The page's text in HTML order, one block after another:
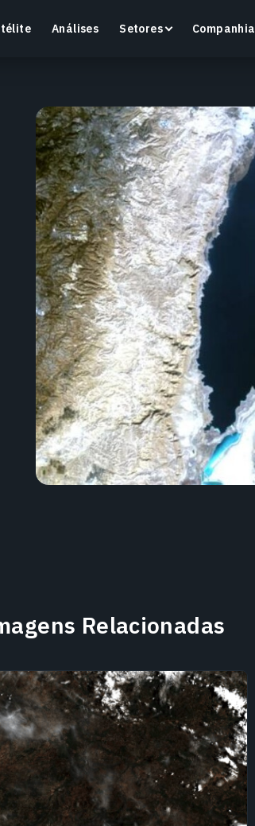
a saúde das culturas e as condições dos
com uma plataforma inteligente de
de precisão.
Análises Setores Companhia
Relacionadas